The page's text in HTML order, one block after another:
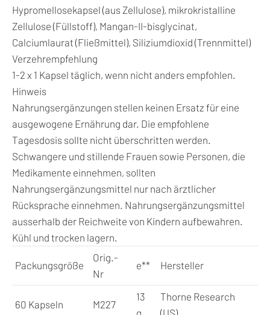
Hypromellosekapsel (aus Zellulose), mikrokristalline
Zellulose (Füllstoff), Mangan-II-bisglycinat,
Calciumlaurat (Fließmittel), Siliziumdioxid (Trennmittel)
Verzehrempfehlung
1-2 x 1 Kapsel täglich, wenn nicht anders empfohlen.
Hinweis
Nahrungsergänzungen stellen keinen Ersatz für eine
ausgewogene Ernährung dar. Die empfohlene
Tagesdosis sollte nicht überschritten werden.
Schwangere und stillende Frauen sowie Personen, die
Medikamente einnehmen, sollten
Nahrungsergänzungsmittel nur nach ärztlicher
Rücksprache einnehmen. Nahrungsergänzungsmittel
ausserhalb der Reichweite von Kindern aufbewahren.
Kühl und trocken lagern.
Packungsgröße
Orig.-
Nr
e** Hersteller
60 Kapseln M227
13
g
Thorne Research
(US)